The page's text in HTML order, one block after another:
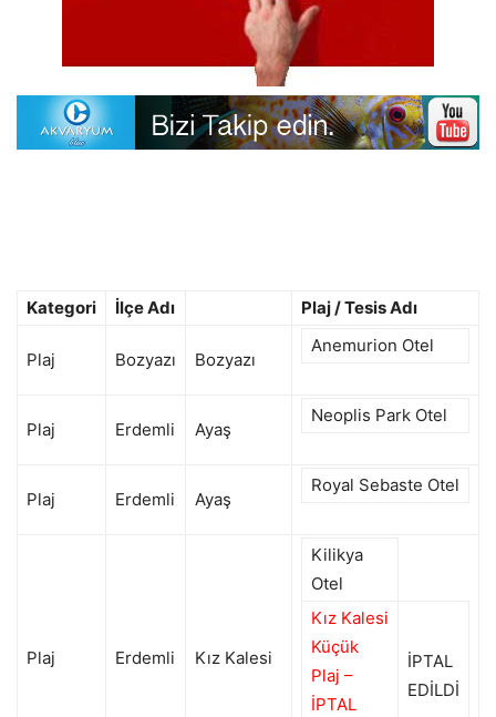
Kategori İlçe Adı Plaj / Tesis Adı
Plaj Bozyazı Bozyazı
Anemurion Otel
Plaj Erdemli Ayaş
Neoplis Park Otel
Plaj Erdemli Ayaş
Royal Sebaste Otel
Plaj Erdemli Kız Kalesi
Kilikya
Otel
Kız Kalesi
Küçük
Plaj –
İPTAL
İPTAL
EDİLDİ